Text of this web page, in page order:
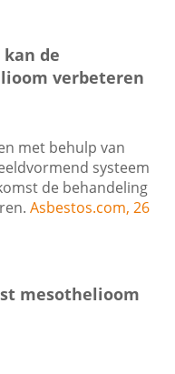
de
verbeteren
met behulp van
systeem
de behandeling
Asbestos.com, 26
mesothelioom